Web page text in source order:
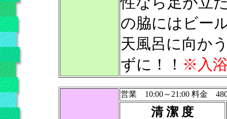
の脇にはビー
天風呂に向か
ずに！！ ※入
営業 10:00～21:00 料金
清 潔 度